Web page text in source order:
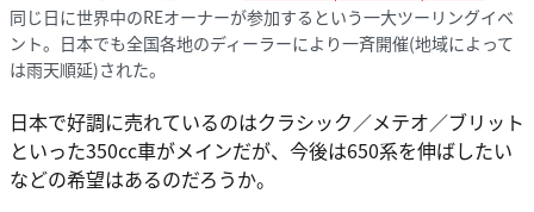
同じ日に世界中のREオーナーが参加するという一大ツーリングイベ
ント。日本でも全国各地のディーラーにより一斉開催(地域によって
は雨天順延)された。
日本で好調に売れているのはクラシック／メテオ／ブリット
といった350cc車がメインだが、今後は650系を伸ばしたい
などの希望はあるのだろうか。